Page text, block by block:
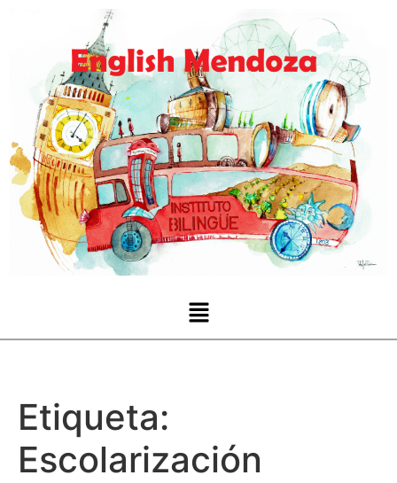
Etiqueta:
Escolarización